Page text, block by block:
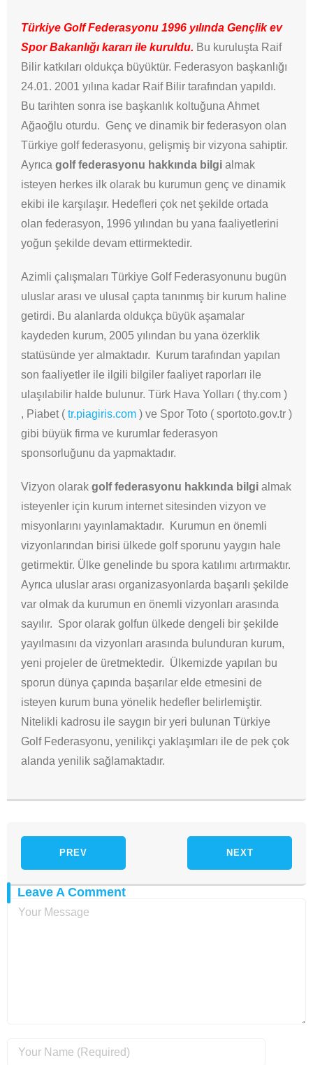
Türkiye Golf Federasyonu 1996 yılında Gençlik ev
Spor Bakanlığı kararı ile kuruldu. Bu kuruluşta Raif
Bilir katkıları oldukça büyüktür. Federasyon başkanlığı
24.01. 2001 yılına kadar Raif Bilir tarafından yapıldı.
Bu tarihten sonra ise başkanlık koltuğuna Ahmet
Ağaoğlu oturdu. Genç ve dinamik bir federasyon olan
Türkiye golf federasyonu, gelişmiş bir vizyona sahiptir.
Ayrıca golf federasyonu hakkında bilgi almak
isteyen herkes ilk olarak bu kurumun genç ve dinamik
ekibi ile karşılaşır. Hedefleri çok net şekilde ortada
olan federasyon, 1996 yılından bu yana faaliyetlerini
yoğun şekilde devam ettirmektedir.
Azimli çalışmaları Türkiye Golf Federasyonunu bugün
uluslar arası ve ulusal çapta tanınmış bir kurum haline
getirdi. Bu alanlarda oldukça büyük aşamalar
kaydeden kurum, 2005 yılından bu yana özerklik
statüsünde yer almaktadır. Kurum tarafından yapılan
son faaliyetler ile ilgili bilgiler faaliyet raporları ile
ulaşılabilir halde bulunur. Türk Hava Yolları ( thy.com )
, Piabet ( tr.piagiris.com ) ve Spor Toto ( sportoto.gov.tr )
gibi büyük firma ve kurumlar federasyon
sponsorluğunu da yapmaktadır.
Vizyon olarak golf federasyonu hakkında bilgi almak
isteyenler için kurum internet sitesinden vizyon ve
misyonlarını yayınlamaktadır. Kurumun en önemli
vizyonlarından birisi ülkede golf sporunu yaygın hale
getirmektir. Ülke genelinde bu spora katılımı artırmaktır.
Ayrıca uluslar arası organizasyonlarda başarılı şekilde
var olmak da kurumun en önemli vizyonları arasında
sayılır. Spor olarak golfun ülkede dengeli bir şekilde
yayılmasını da vizyonları arasında bulunduran kurum,
yeni projeler de üretmektedir. Ülkemizde yapılan bu
sporun dünya çapında başarılar elde etmesini de
isteyen kurum buna yönelik hedefler belirlemiştir.
Nitelikli kadrosu ile saygın bir yeri bulunan Türkiye
Golf Federasyonu, yenilikçi yaklaşımları ile de pek çok
alanda yenilik sağlamaktadır.
PREV NEXT
Leave A Comment